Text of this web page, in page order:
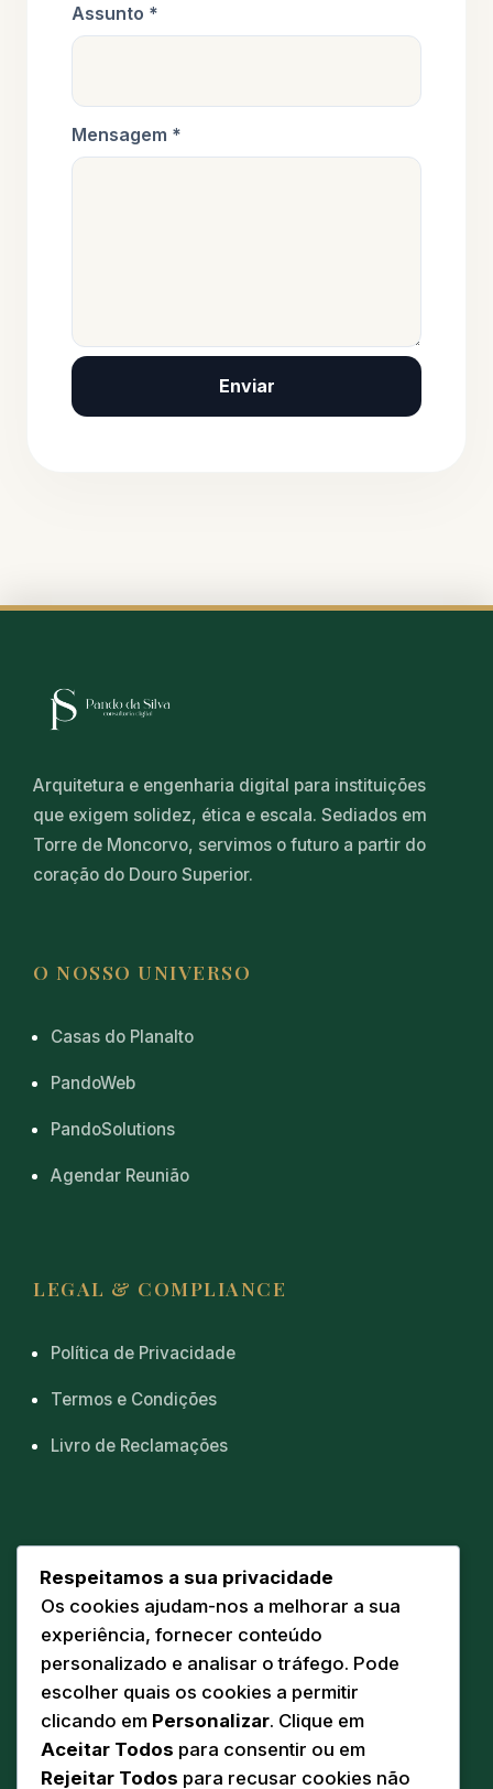
Assunto *
Mensagem *
Enviar
Arquitetura e engenharia digital para instituições
que exigem solidez, ética e escala. Sediados em
Torre de Moncorvo, servimos o futuro a partir do
coração do Douro Superior.
O NOSSO UNIVERSO
Casas do Planalto
PandoWeb
PandoSolutions
Agendar Reunião
LEGAL & COMPLIANCE
Política de Privacidade
Termos e Condições
Livro de Reclamações
Sede
Av. Eng. Duarte Pacheco 20 A
5160-218 Torre de Moncorvo
✉️ Comunicação
geral@pandodasilva.pt
Respeitamos a sua privacidade
Os cookies ajudam-nos a melhorar a sua
experiência, fornecer conteúdo
personalizado e analisar o tráfego. Pode
escolher quais os cookies a permitir
clicando em Personalizar. Clique em
Aceitar Todos para consentir ou em
Rejeitar Todos para recusar cookies não